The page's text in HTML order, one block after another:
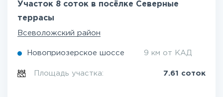
Участок 8 соток в посёлке Северные
террасы
Всеволожский район
Новоприозерское шоссе 9 км от КАД
Площадь участка: 7.61 соток